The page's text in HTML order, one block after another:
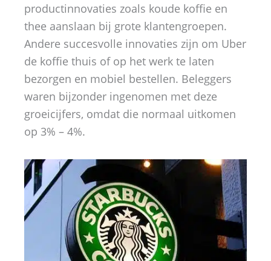
productinnovaties zoals koude koffie en
thee aanslaan bij grote klantengroepen.
Andere succesvolle innovaties zijn om Uber
de koffie thuis of op het werk te laten
bezorgen en mobiel bestellen. Beleggers
waren bijzonder ingenomen met deze
groeicijfers, omdat die normaal uitkomen
op 3% – 4%.